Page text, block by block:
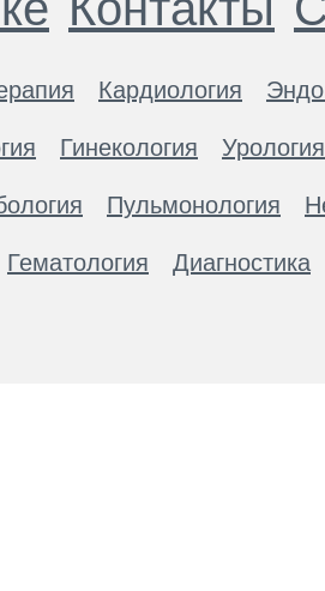
Кардиология
Гинекология Урология
Пульмонология
Гематология Диагностика